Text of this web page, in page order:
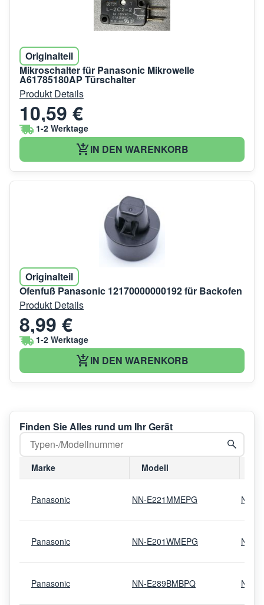
Originalteil
Mikroschalter für Panasonic Mikrowelle
A61785180AP Türschalter
Produkt Details
10,59 €
1-2 Werktage
IN DEN WARENKORB
Originalteil
Ofenfuß Panasonic 12170000000192 für Backofen
Produkt Details
8,99 €
1-2 Werktage
IN DEN WARENKORB
Finden Sie Alles rund um Ihr Gerät
Marke Modell
Panasonic NN-E221MMEPG
Panasonic NN-E201WMEPG
Panasonic NN-E289BMBPQ